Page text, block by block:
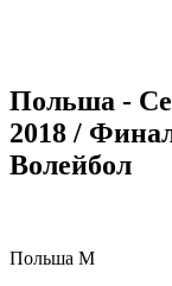
Польша -
2018 /
Волейбол
Польша М